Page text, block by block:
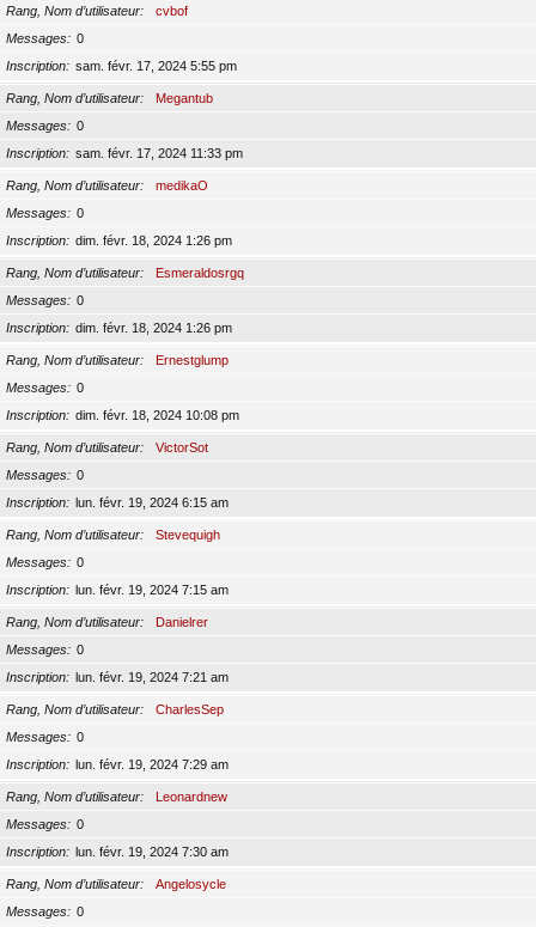
Rang, Nom d’utilisateur
cvbof
Messages
0
Inscription
sam. févr. 17, 2024 5:55 pm
Rang, Nom d’utilisateur
Megantub
Messages
0
Inscription
sam. févr. 17, 2024 11:33 pm
Rang, Nom d’utilisateur
medikaO
Messages
0
Inscription
dim. févr. 18, 2024 1:26 pm
Rang, Nom d’utilisateur
Esmeraldosrgq
Messages
0
Inscription
dim. févr. 18, 2024 1:26 pm
Rang, Nom d’utilisateur
Ernestglump
Messages
0
Inscription
dim. févr. 18, 2024 10:08 pm
Rang, Nom d’utilisateur
VictorSot
Messages
0
Inscription
lun. févr. 19, 2024 6:15 am
Rang, Nom d’utilisateur
Stevequigh
Messages
0
Inscription
lun. févr. 19, 2024 7:15 am
Rang, Nom d’utilisateur
Danielrer
Messages
0
Inscription
lun. févr. 19, 2024 7:21 am
Rang, Nom d’utilisateur
CharlesSep
Messages
0
Inscription
lun. févr. 19, 2024 7:29 am
Rang, Nom d’utilisateur
Leonardnew
Messages
0
Inscription
lun. févr. 19, 2024 7:30 am
Rang, Nom d’utilisateur
Angelosycle
Messages
0